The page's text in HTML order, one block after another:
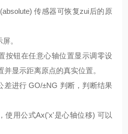
传感器可恢复zui后的原
。
按钮在任意心轴位置显示调零设
显示距离原点的真实位置。
差进行 GO/±NG 判断，判断结果
使用公式Ax('x'是心轴位移) 可以